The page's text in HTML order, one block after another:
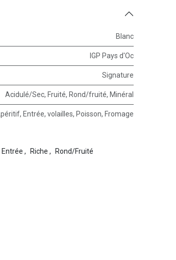
Blanc
IGP Pays d'Oc
Signature
Acidulé/Sec, Fruité, Rond/fruité, Minéral
, Entrée, volailles, Poisson, Fromage
Entrée , Riche ,
Rond/Fruité